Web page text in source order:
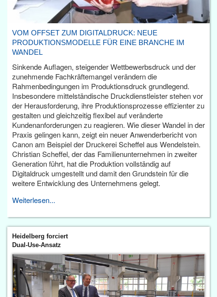
VOM OFFSET ZUM DIGITALDRUCK: NEUE
PRODUKTIONSMODELLE FÜR EINE BRANCHE IM
WANDEL
Sinkende Auflagen, steigender Wettbewerbsdruck und der
zunehmende Fachkräftemangel verändern die
Rahmenbedingungen im Produktionsdruck grundlegend.
Insbesondere mittelständische Druckdienstleister stehen vor
der Herausforderung, ihre Produktionsprozesse effizienter zu
gestalten und gleichzeitig flexibel auf veränderte
Kundenanforderungen zu reagieren. Wie dieser Wandel in der
Praxis gelingen kann, zeigt ein neuer Anwenderbericht von
Canon am Beispiel der Druckerei Scheffel aus Wendelstein.
Christian Scheffel, der das Familienunternehmen in zweiter
Generation führt, hat die Produktion vollständig auf
Digitaldruck umgestellt und damit den Grundstein für die
weitere Entwicklung des Unternehmens gelegt.
Weiterlesen...
Heidelberg forciert
Dual-Use-Ansatz